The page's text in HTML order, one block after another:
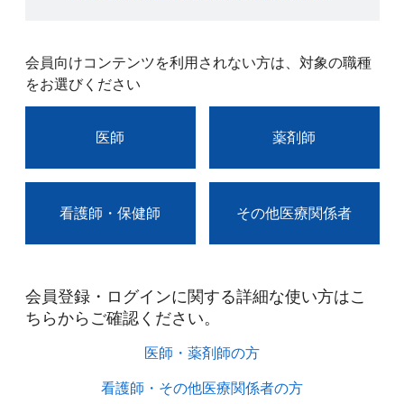
会員向けコンテンツを利用されない方は、対象の職種
をお選びください
医師 薬剤師
看護師・保健師 その他医療関係者
会員登録・ログインに関する詳細な使い方はこ
ちらからご確認ください。​
医師・薬剤師の方​
看護師・その他医療関係者の方​